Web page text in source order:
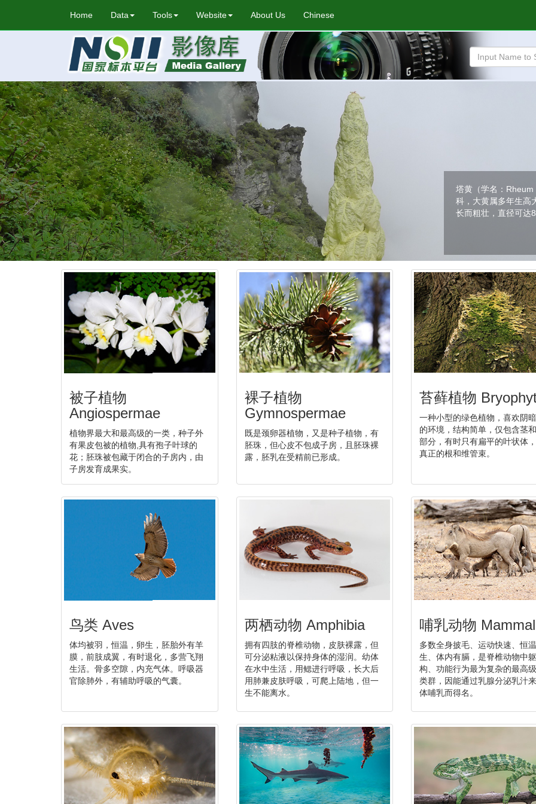
Home Data Tools Website About Us Chinese
塔黄（学名：
科，大黄属多年生高
长而粗壮，直径可达
被子植物
Angiospermae
植物界最大和最高级的一类，种子外
有果皮包被的植物,具有孢子叶球的
花；胚珠被包藏于闭合的子房内，由
子房发育成果实。
裸子植物
Gymnospermae
既是颈卵器植物，又是种子植物，有
胚珠，但心皮不包成子房，且胚珠裸
露，胚乳在受精前已形成。
苔藓植物
一种小型的绿色植物，喜欢阴
的环境，结构简单，仅包含茎
部分，有时只有扁平的叶状体
真正的根和维管束。
鸟类 Aves
体均被羽，恒温，卵生，胚胎外有羊
膜，前肢成翼，有时退化，多营飞翔
生活。骨多空隙，内充气体。呼吸器
官除肺外，有辅助呼吸的气囊。
两栖动物 Amphibia
拥有四肢的脊椎动物，皮肤裸露，但
可分泌粘液以保持身体的湿润。幼体
在水中生活，用鳃进行呼吸，长大后
用肺兼皮肤呼吸，可爬上陆地，但一
生不能离水。
哺乳动物
多数全身披毛、运动快速、恒
生、体内有膈，是脊椎动物中
构、功能行为最为复杂的最高
类群，因能通过乳腺分泌乳汁
体哺乳而得名。